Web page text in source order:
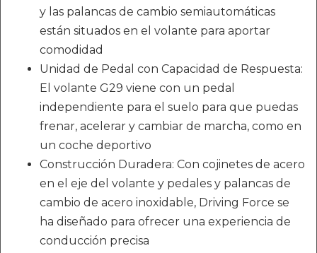
y las palancas de cambio semiautomáticas
están situados en el volante para aportar
comodidad
Unidad de Pedal con Capacidad de Respuesta:
El volante G29 viene con un pedal
independiente para el suelo para que puedas
frenar, acelerar y cambiar de marcha, como en
un coche deportivo
Construcción Duradera: Con cojinetes de acero
en el eje del volante y pedales y palancas de
cambio de acero inoxidable, Driving Force se
ha diseñado para ofrecer una experiencia de
conducción precisa